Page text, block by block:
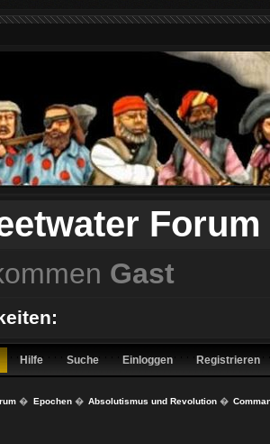
Forum
Gast
Hilfe Suche Einloggen Registrieren
� Epochen� Absolutismus und Revolution�